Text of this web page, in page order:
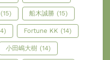
(15) 船木誠勝 (15)
Fortune KK (14)
小田嶋大樹 (14)